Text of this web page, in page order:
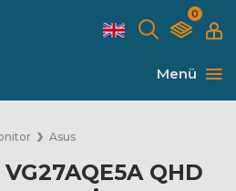
0
Menü
Asus
QHD